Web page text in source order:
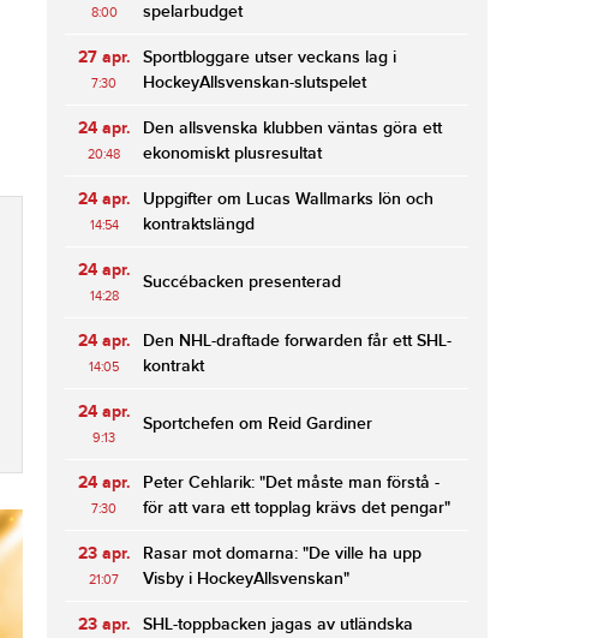
8:00
spelarbudget
27 apr.
7:30
Sportbloggare utser veckans lag i
HockeyAllsvenskan-slutspelet
24 apr.
20:48
Den allsvenska klubben väntas göra ett
ekonomiskt plusresultat
24 apr.
14:54
Uppgifter om Lucas Wallmarks lön och
kontraktslängd
24 apr.
14:28
Succébacken presenterad
24 apr.
14:05
Den NHL-draftade forwarden får ett SHL-
kontrakt
24 apr.
9:13
Sportchefen om Reid Gardiner
24 apr.
7:30
Peter Cehlarik: "Det måste man förstå -
för att vara ett topplag krävs det pengar"
23 apr.
21:07
Rasar mot domarna: "De ville ha upp
Visby i HockeyAllsvenskan"
23 apr.
SHL-toppbacken jagas av utländska